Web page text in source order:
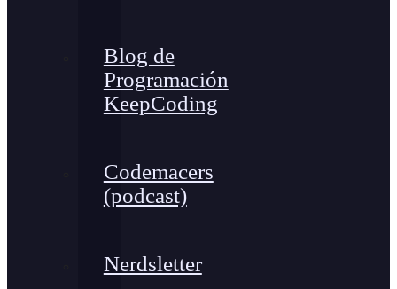
Blog de
Programación
KeepCoding
Codemacers
(podcast)
Nerdsletter